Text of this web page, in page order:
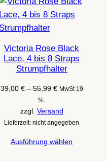
Victoria Rose Black
Lace, 4 bis 8 Straps
Strumpfhalter
39,00 € – 55,99 €Preisspanne:
bis
55,99 €
MwSt 19
%.
zzgl. Versand
Lieferzeit: nicht angegeben
Ausführung wählen